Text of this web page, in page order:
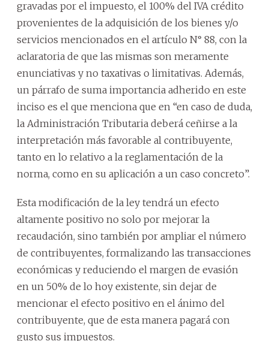
gravadas por el impuesto, el 100% del IVA crédito
provenientes de la adquisición de los bienes y/o
servicios mencionados en el artículo N° 88, con la
aclaratoria de que las mismas son meramente
enunciativas y no taxativas o limitativas. Además,
un párrafo de suma importancia adherido en este
inciso es el que menciona que en “en caso de duda,
la Administración Tributaria deberá ceñirse a la
interpretación más favorable al contribuyente,
tanto en lo relativo a la reglamentación de la
norma, como en su aplicación a un caso concreto”.
Esta modificación de la ley tendrá un efecto
altamente positivo no solo por mejorar la
recaudación, sino también por ampliar el número
de contribuyentes, formalizando las transacciones
económicas y reduciendo el margen de evasión
en un 50% de lo hoy existente, sin dejar de
mencionar el efecto positivo en el ánimo del
contribuyente, que de esta manera pagará con
gusto sus impuestos.